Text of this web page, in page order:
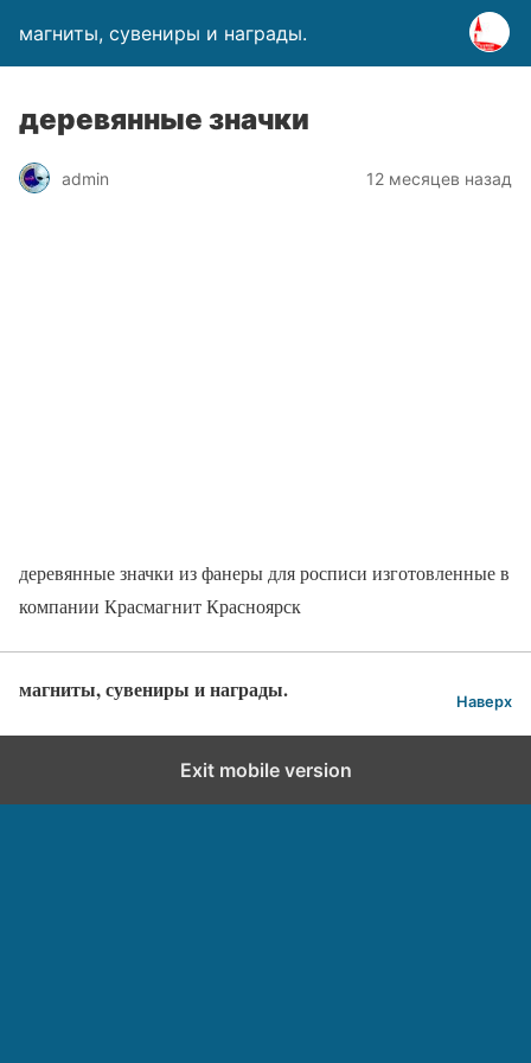
магниты, сувениры и награды.
деревянные значки
admin 12 месяцев назад
деревянные значки из фанеры для росписи изготовленные в
компании Красмагнит Красноярск
магниты, сувениры и награды. Наверх
Exit mobile version